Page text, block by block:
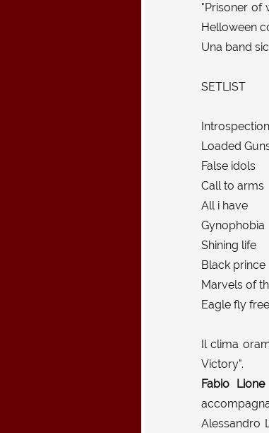
"Prisoner of
Helloween
Una band
SETLIST
Introspection
Loaded
False idols
Call to arms
All i have
Gynophobia
Shining life
Black prince
Marvels of
Eagle fly
Il clima
Victory".
Fabio Lione
Alessandro